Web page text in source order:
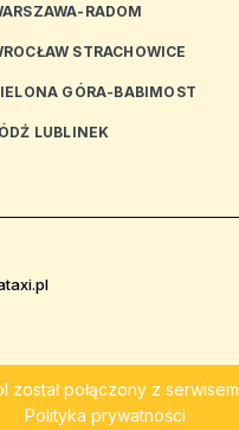
RADOM
STRACHOWICE
GÓRA-BABIMOST
LUBLINEK
został połączony z serwisem
Polityka prywatności